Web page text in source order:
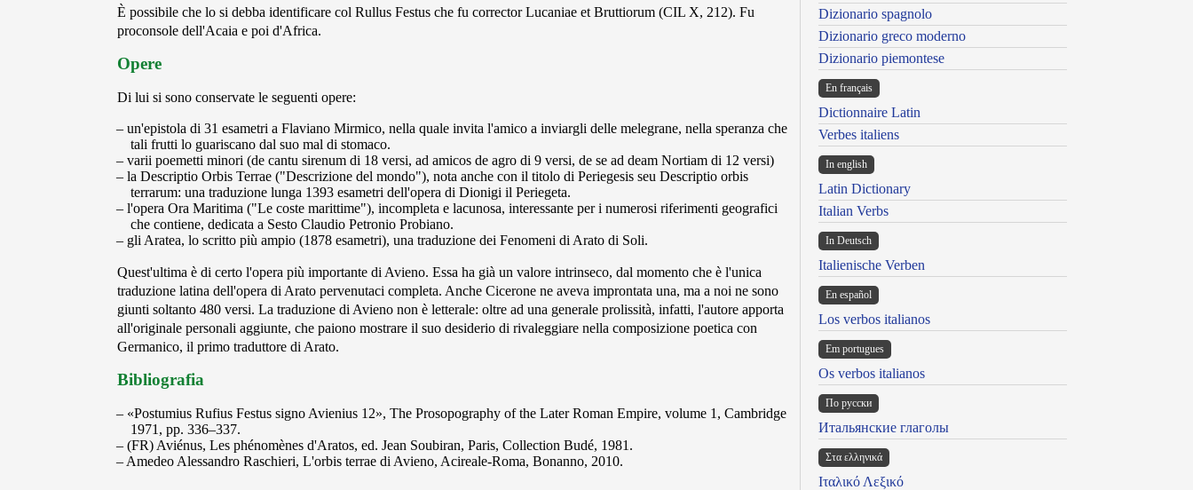
È possibile che lo si debba identificare col Rullus Festus che fu corrector Lucaniae et Bruttiorum (CIL X, 212). Fu
proconsole dell'Acaia e poi d'Africa.
Opere
Di lui si sono conservate le seguenti opere:
un'epistola di 31 esametri a Flaviano Mirmico, nella quale invita l'amico a inviargli delle melegrane, nella speranza che
tali frutti lo guariscano dal suo mal di stomaco.
varii poemetti minori (de cantu sirenum di 18 versi, ad amicos de agro di 9 versi, de se ad deam Nortiam di 12 versi)
la Descriptio Orbis Terrae ("Descrizione del mondo"), nota anche con il titolo di Periegesis seu Descriptio orbis
terrarum: una traduzione lunga 1393 esametri dell'opera di Dionigi il Periegeta.
l'opera Ora Maritima ("Le coste marittime"), incompleta e lacunosa, interessante per i numerosi riferimenti geografici
che contiene, dedicata a Sesto Claudio Petronio Probiano.
gli Aratea, lo scritto più ampio (1878 esametri), una traduzione dei Fenomeni di Arato di Soli.
Quest'ultima è di certo l'opera più importante di Avieno. Essa ha già un valore intrinseco, dal momento che è l'unica
traduzione latina dell'opera di Arato pervenutaci completa. Anche Cicerone ne aveva improntata una, ma a noi ne sono
giunti soltanto 480 versi. La traduzione di Avieno non è letterale: oltre ad una generale prolissità, infatti, l'autore apporta
all'originale personali aggiunte, che paiono mostrare il suo desiderio di rivaleggiare nella composizione poetica con
Germanico, il primo traduttore di Arato.
Bibliografia
«Postumius Rufius Festus signo Avienius 12», The Prosopography of the Later Roman Empire, volume 1, Cambridge
1971, pp. 336–337.
(FR) Aviénus, Les phénomènes d'Aratos, ed. Jean Soubiran, Paris, Collection Budé, 1981.
Amedeo Alessandro Raschieri, L'orbis terrae di Avieno, Acireale-Roma, Bonanno, 2010.
Dizionario spagnolo
Dizionario greco moderno
Dizionario piemontese
En français
Dictionnaire Latin
Verbes italiens
In english
Latin Dictionary
Italian Verbs
In Deutsch
Italienische Verben
En español
Los verbos italianos
Em portugues
Os verbos italianos
По русски
Итальянские глаголы
Στα ελληνικά
Ιταλικό Λεξικό